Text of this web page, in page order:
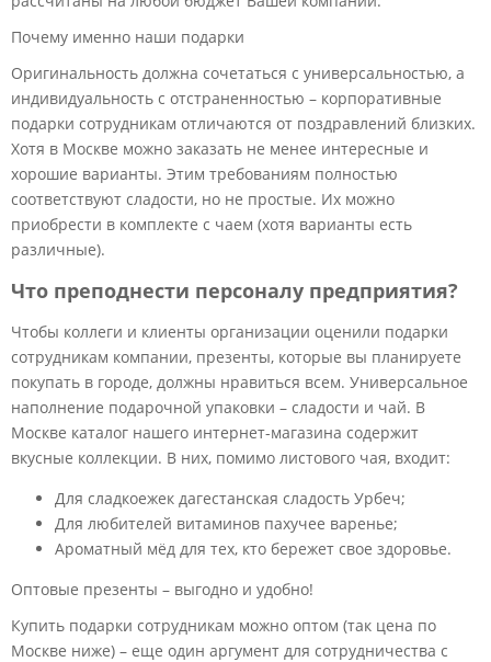
Почему именно наши подарки
Оригинальность должна сочетаться с универсальностью, а
индивидуальность с отстраненностью – корпоративные
подарки сотрудникам отличаются от поздравлений близких.
Хотя в Москве можно заказать не менее интересные и
хорошие варианты. Этим требованиям полностью
соответствуют сладости, но не простые. Их можно
приобрести в комплекте с чаем (хотя варианты есть
различные).
Что преподнести персоналу предприятия?
Чтобы коллеги и клиенты организации оценили подарки
сотрудникам компании, презенты, которые вы планируете
покупать в городе, должны нравиться всем. Универсальное
наполнение подарочной упаковки – сладости и чай. В
Москве каталог нашего интернет-магазина содержит
вкусные коллекции. В них, помимо листового чая, входит:
Для сладкоежек дагестанская сладость Урбеч;
Для любителей витаминов пахучее варенье;
Ароматный мёд для тех, кто бережет свое здоровье.
Оптовые презенты – выгодно и удобно!
Купить подарки сотрудникам можно оптом (так цена по
Москве ниже) – еще один аргумент для сотрудничества с